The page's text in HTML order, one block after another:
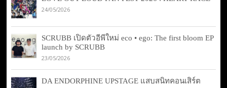
24/05/2026
SCRUBB เปิดตัวอีพีใหม่ eco • ego: The first bloom EP
launch by SCRUBB
23/05/2026
DA ENDORPHINE UPSTAGE แสบสนิทคอนเสิร์ต